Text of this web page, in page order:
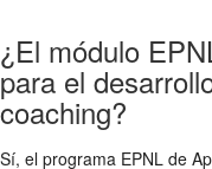
¿El módulo
para el
coaching?
Sí, el programa EPNL de